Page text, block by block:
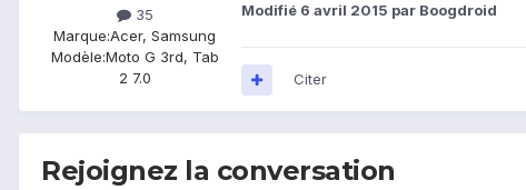
35
Marque:Acer, Samsung
Modèle:Moto G 3rd, Tab
2 7.0
Modifié 6 avril 2015 par Boogdroid
Citer
Rejoignez la conversation